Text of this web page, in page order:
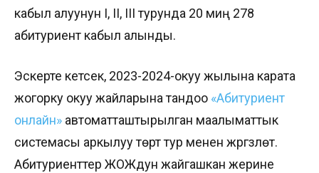
кабыл алуунун I, II, III турунда 20 миң 278
абитуриент кабыл алынды.
Эскерте кетсек, 2023-2024-окуу жылына карата
жогорку окуу жайларына тандоо «Абитуриент
онлайн» автоматташтырылган маалыматтык
системасы аркылуу төрт тур менен жүргүзүлөт.
Абитуриенттер ЖОЖдун жайгашкан жерине